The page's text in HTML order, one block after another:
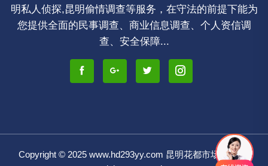
明私人侦探,昆明偷情调查等服务，在守法的前提下能为
您提供全面的民事调查、商业信息调查、个人资信调
查、安全保障...
Copyright © 2025 www.hd293yy.com 昆明花都市场调查 All